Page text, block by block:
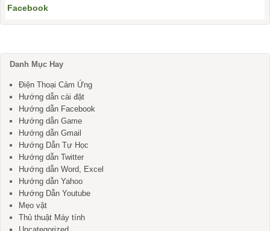
Facebook
Danh Mục Hay
Điện Thoại Cảm Ứng
Hướng dẫn cài đặt
Hướng dẫn Facebook
Hướng dẫn Game
Hướng dẫn Gmail
Hướng Dẫn Tự Học
Hướng dẫn Twitter
Hướng dẫn Word, Excel
Hướng dẫn Yahoo
Hướng Dẫn Youtube
Mẹo vặt
Thủ thuật Máy tính